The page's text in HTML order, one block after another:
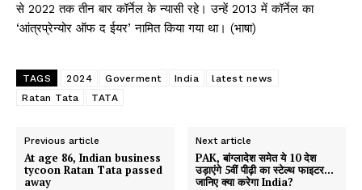
से 2022 तक तीन बार कॉर्नेल के न्यासी रहे। उन्हें 2013 में कॉर्नेल का
‘आंत्रप्रेन्योर ऑफ द ईयर’ नामित किया गया था। (भाषा)
TAGS 2024 Goverment India
latest news
Ratan Tata
TATA
Previous article
At age 86, Indian business
tycoon Ratan Tata passed
away
Next article
PAK, बांग्लादेश समेत ये 10 देश
उड़ाएंगे 5वीं पीढ़ी का स्टेल्थ फाइटर…
जानिए क्या करेगा India?